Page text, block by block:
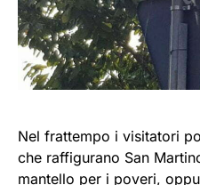
Nel frattempo i visitatori
che raffigurano San
mantello per i poveri,